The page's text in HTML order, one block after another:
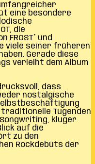
eine besondere
die
FROST* und
viele seiner früheren
Gerade diese
verleiht dem Album
dass
nostalgische
traditionelle Tugenden
kluger
auf die
zu den
Rockdebüts der